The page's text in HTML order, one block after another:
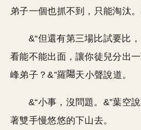
弟子一個也抓不到，只能淘汰。
&“但還有第三場比試要比
看能不能出面，讓你徒兒分出
峰弟子？&”羅
天小聲說道。
&“小事，沒問題。&”葉空
著雙手慢悠悠的下山去。